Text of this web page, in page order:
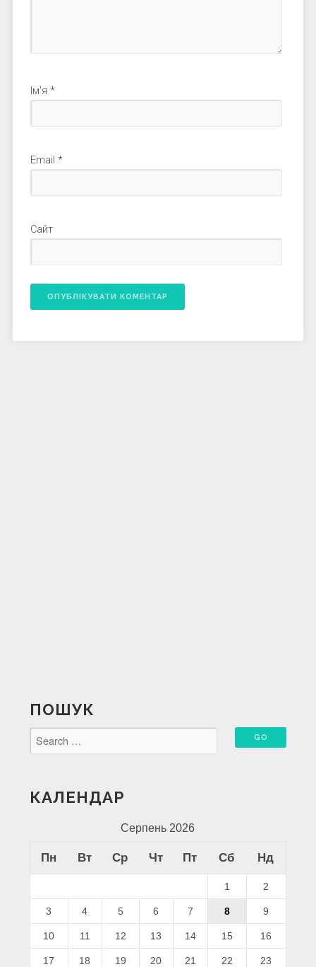
Ім'я *
Email *
Сайт
ПОШУК
КАЛЕНДАР
Серпень 2026
Пн Вт Ср Чт Пт Сб Нд
1 2
3 4 5 6 7 8 9
10 11 12 13 14 15 16
17 18 19 20 21 22 23